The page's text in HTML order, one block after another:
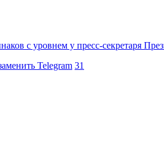
с уровнем у пресс-секретаря
Telegram 31